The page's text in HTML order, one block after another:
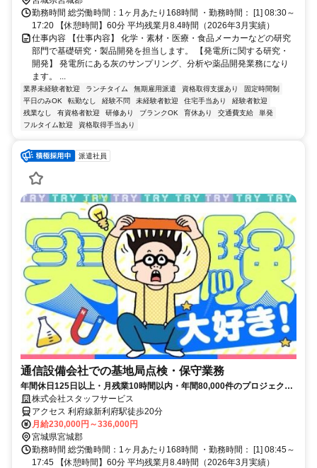
勤務時間 総労働時間：1ヶ月あたり168時間 ・勤務時間： [1] 08:30～
17:20 【休憩時間】60分 平均残業月8.4時間（2026年3月実績）
仕事内容 【仕事内容】 化学・素材・医療・食品メーカーなどの研究
部門で基礎研究・製品開発を担当します。 【発電所に関する研究・
開発】 発電所にある灰のサンプリング、分析や薬品開発業務になり
ます。 ...
業界未経験者歓迎 ランチタイム 無期雇用派遣 資格取得支援あり
固定時間制
平日のみOK
転勤なし 経験不問 未経験者歓迎 住宅手当あり
経験者歓迎
残業なし
有資格者歓迎 研修あり ブランクOK 育休あり 交通費支給
単発
フルタイム歓迎
資格取得手当あり
派遣社員
通信設備会社での基地局点検・保守業務
年間休日125日以上・月残業10時間以内・年間80,000件のプロジェクト
（2023年度実績）
株式会社スタッフサービス
アクセス 利府線新利府駅徒歩20分
月給230,000円～336,000円
宮城県宮城郡
勤務時間 総労働時間：1ヶ月あたり168時間 ・勤務時間： [1] 08:45～
17:45 【休憩時間】60分 平均残業月8.4時間（2026年3月実績）